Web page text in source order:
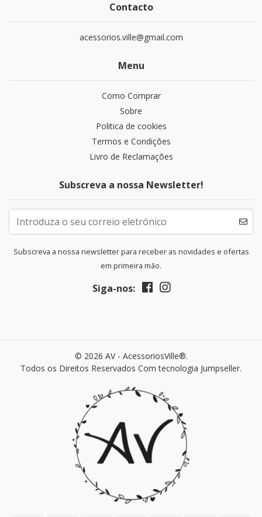
Contacto
acessorios.ville@gmail.com
Menu
Como Comprar
Sobre
Politica de cookies
Termos e Condições
Livro de Reclamações
Subscreva a nossa Newsletter!
Subscreva a nossa newsletter para receber as novidades e ofertas
em primeira mão.
Siga-nos:
© 2026 AV - AcessoriosVille®.
Todos os Direitos Reservados Com tecnologia Jumpseller.